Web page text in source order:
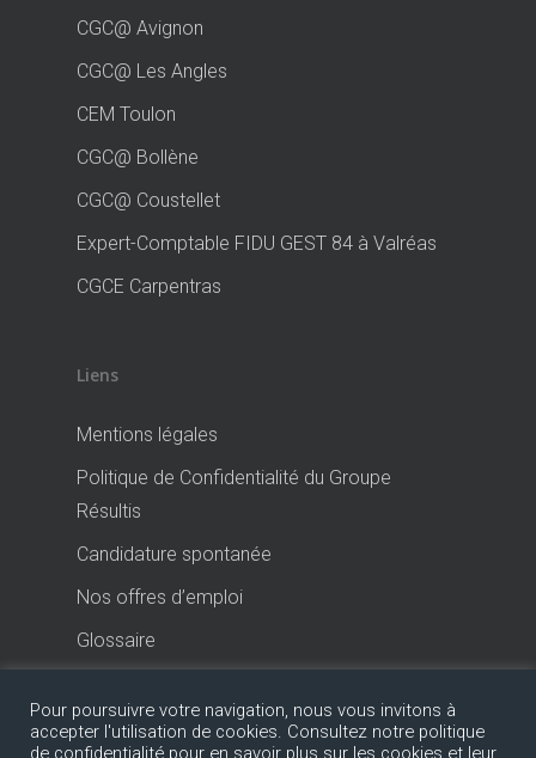
CGC@ Avignon
CGC@ Les Angles
CEM Toulon
CGC@ Bollène
CGC@ Coustellet
Expert-Comptable FIDU GEST 84 à Valréas
CGCE Carpentras
Liens
Mentions légales
Politique de Confidentialité du Groupe
Résultis
Candidature spontanée
Nos offres d’emploi
Glossaire
Pour poursuivre votre navigation, nous vous invitons à
accepter l'utilisation de cookies. Consultez notre politique
de confidentialité pour en savoir plus sur les cookies et leur